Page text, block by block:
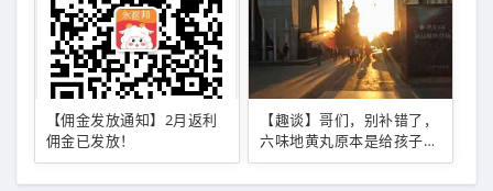
【佣金发放通知】2月返利
佣金已发放！
【趣谈】哥们，别补错了，
六味地黄丸原本是给孩子用
的！